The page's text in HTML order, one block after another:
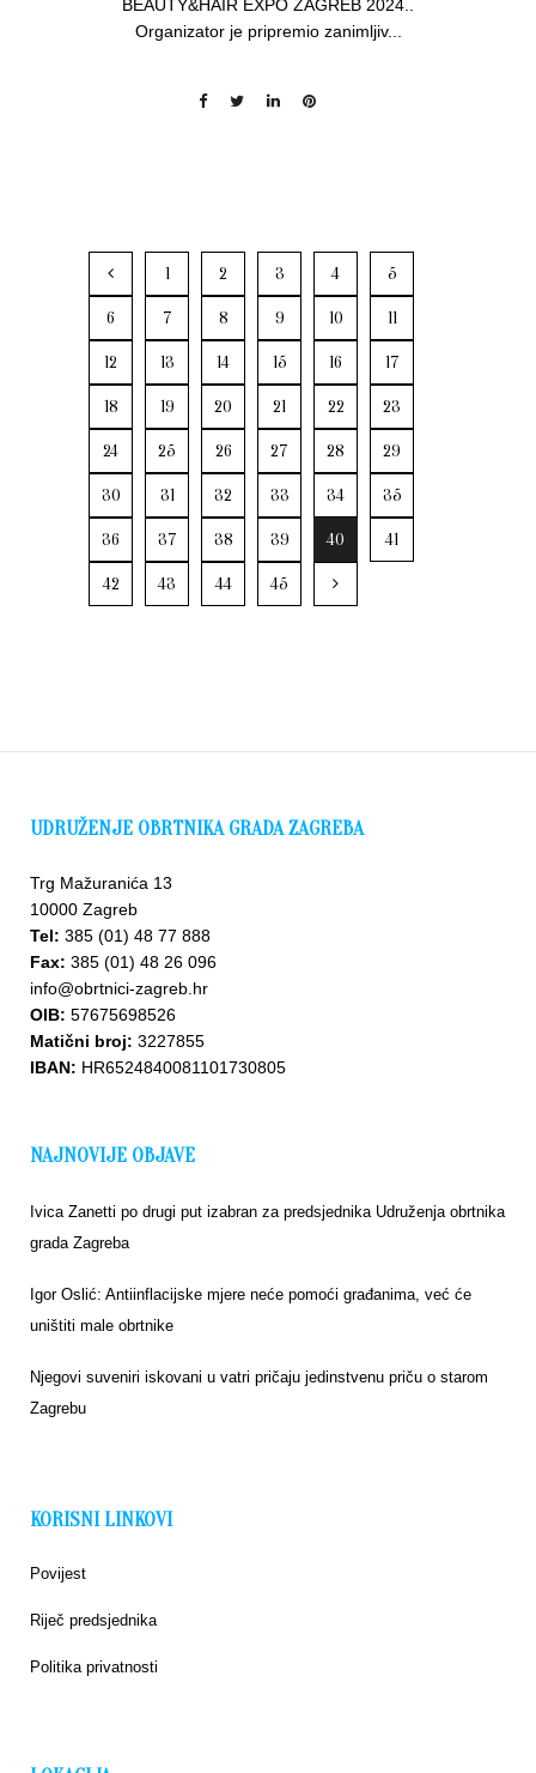
BEAUTY&HAIR EXPO ZAGREB 2024..
Organizator je pripremio zanimljiv...
1 2 3 4 5
6 7 8 9 10 11
12 13 14 15 16 17
18 19 20 21 22 23
24 25 26 27 28 29
30 31 32 33 34 35
36 37 38 39 40 41
42 43 44 45
UDRUŽENJE OBRTNIKA GRADA ZAGREBA
Trg Mažuranića 13
10000 Zagreb
Tel: 385 (01) 48 77 888
Fax: 385 (01) 48 26 096
info@obrtnici-zagreb.hr
OIB: 57675698526
Matični broj: 3227855
IBAN: HR6524840081101730805
NAJNOVIJE OBJAVE
Ivica Zanetti po drugi put izabran za predsjednika Udruženja obrtnika
grada Zagreba
Igor Oslić: Antiinflacijske mjere neće pomoći građanima, već će
uništiti male obrtnike
Njegovi suveniri iskovani u vatri pričaju jedinstvenu priču o starom
Zagrebu
KORISNI LINKOVI
Povijest
Riječ predsjednika
Politika privatnosti